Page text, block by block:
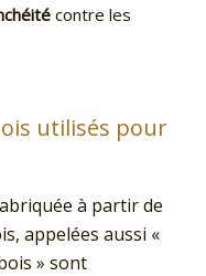
contre les
utilisés pour
à partir de
appelées aussi «
» sont